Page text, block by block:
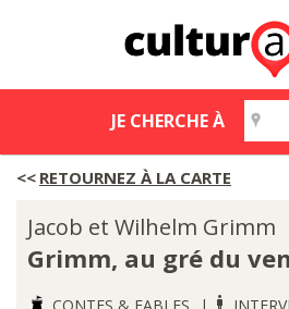
JE CHERCHE À
RETOURNEZ À LA CARTE
Jacob et Wilhelm Grimm
Grimm, au gré du